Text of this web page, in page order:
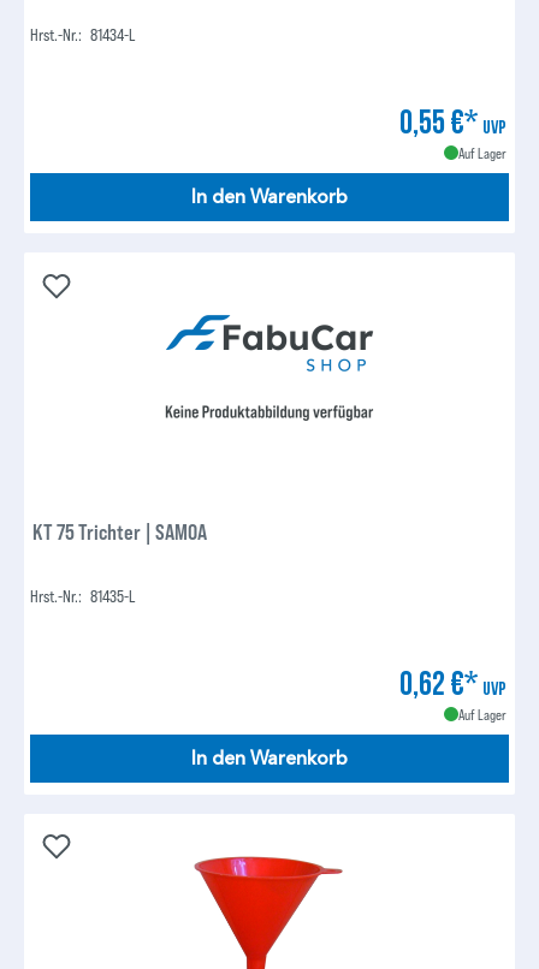
Hrst.-Nr.: 81434-L
0,55 €* UVP
Auf Lager
In den Warenkorb
KT 75 Trichter | SAMOA
Hrst.-Nr.: 81435-L
0,62 €* UVP
Auf Lager
In den Warenkorb